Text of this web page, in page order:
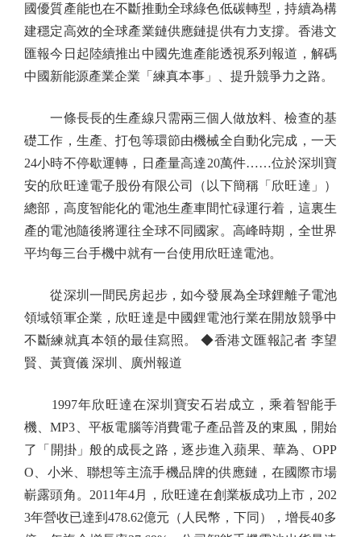
國優質產能也在不斷推動全球綠色低碳轉型，持續為構
建穩定高效的全球產業鏈供應鏈提供有力支撐。香港文
匯報今日起陸續推出中國先進產能透視系列報道，解碼
中國新能源產業企業「練真本事」、提升競爭力之路。
一條長長的生產線只需兩三個人做放料、檢查的基
礎工作，生產、打包等環節由機械全自動化完成，一天
24小時不停歇運轉，日產量高達20萬件……位於深圳寶
安的欣旺達電子股份有限公司（以下簡稱「欣旺達」）
總部，高度智能化的電池生產車間忙碌運行着，這裏生
產的電池隨後將運往全球不同國家。高峰時期，全世界
平均每三台手機中就有一台使用欣旺達電池。
從深圳一間民房起步，如今發展為全球鋰離子電池
領域領軍企業，欣旺達是中國鋰電池行業在開放競爭中
不斷練就真本領的最佳寫照。 ◆香港文匯報記者 李望
賢、黃寶儀 深圳、廣州報道
1997年欣旺達在深圳寶安石岩成立，乘着智能手
機、MP3、平板電腦等消費電子產品普及的東風，開始
了「開掛」般的成長之路，逐步進入蘋果、華為、OPP
O、小米、聯想等主流手機品牌的供應鏈，在國際市場
嶄露頭角。2011年4月，欣旺達在創業板成功上市，202
3年營收已達到478.62億元（人民幣，下同），增長40多